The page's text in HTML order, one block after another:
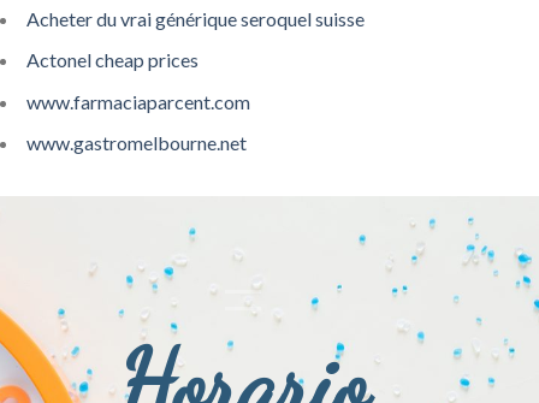
Acheter du vrai générique seroquel suisse
Actonel cheap prices
www.farmaciaparcent.com
www.gastromelbourne.net